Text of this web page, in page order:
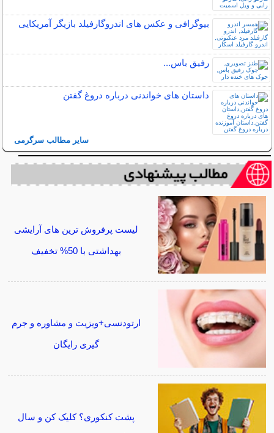
بیوگرافی و عکس های اندروگارفیلد بازیگر آمریکایی
رفیق باس...
داستان های خواندنی درباره دروغ گفتن
سایر مطالب سرگرمی
لیست پرفروش ترین های آرایشی
بهداشتی با 50% تخفیف
ارتودنسی+ویزیت و مشاوره و جرم
گیری رایگان
پشت کنکوری؟ کلیک کن و سال